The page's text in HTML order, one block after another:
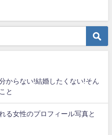
からない!結婚したくない!そん
と
る女性のプロフィール写真と